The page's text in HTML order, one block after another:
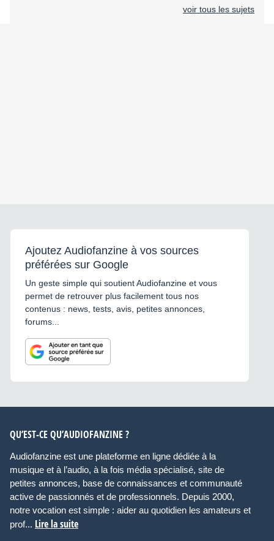
voir tous les sujets
Ajoutez Audiofanzine à vos sources
préférées sur Google
Un geste simple qui soutient Audiofanzine et vous
permet de retrouver plus facilement tous nos
contenus : news, tests, avis, petites annonces,
forums...
QU’EST-CE QU’AUDIOFANZINE ?
Audiofanzine est une plateforme en ligne dédiée à la
musique et à l’audio, à la fois média spécialisé, site de
petites annonces, base de connaissances et communauté
active de passionnés et de professionnels. Depuis 2000,
notre vocation est simple : aider au quotidien les amateurs et
prof... Lire la suite